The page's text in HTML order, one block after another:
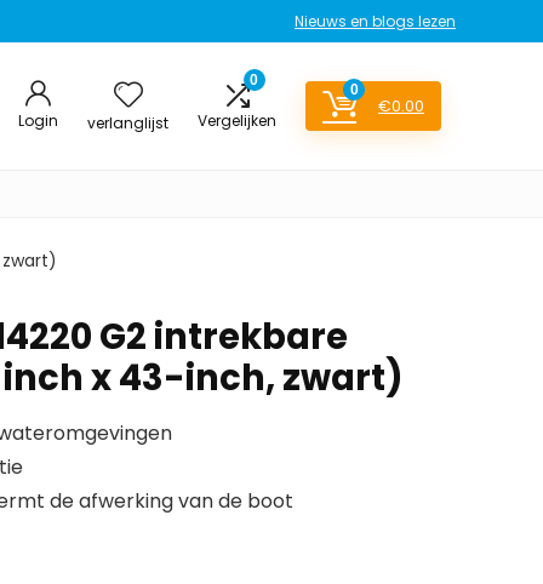
Nieuws en blogs lezen
Login verlanglijst
0
Vergelijken
0
€0.00
G2 intrekbare
x 43-inch, zwart)
de afwerking van de boot